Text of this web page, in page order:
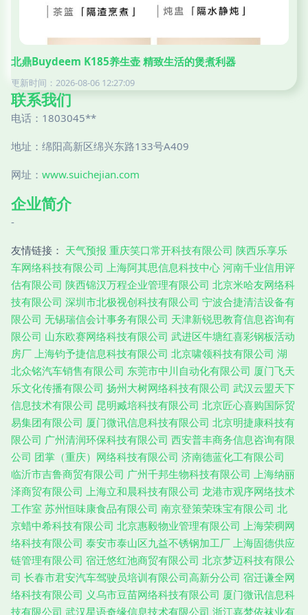
北鼎Buydeem K185养生壶 精致生活的煲煮利器
更新时间：2026-08-06 12:27:09
联系我们
电话：1803045**
地址：绵阳高新区绵兴东路133号A409
网址： www.suichejian.com
企业简介
-
友情链接： 天气预报 重庆笑口常开科技有限公司 陕西乐享乐
车网络科技有限公司 上海阿其思信息科技中心 河南千业信用评
估有限公司 陕西锦汉万程企业管理有限公司 北京米哈友网络科
技有限公司 深圳市北极视创科技有限公司 宁波合捷清洁设备有
限公司 无锡瑞信会计事务有限公司 天津新锐思教育信息咨询有
限公司 山东欧赛网络科技有限公司 武进区牛塘红喜彩钢板活动
房厂 上海钧予捷信息科技有限公司 北京啸领科技有限公司 湖
北众铭汽车销售有限公司 东莞市中川自动化有限公司 厦门飞天
乐文化传播有限公司 扬州大树网络科技有限公司 武汉云盟天下
信息技术有限公司 昆明臧培科技有限公司 北京匠心喜购国际贸
易集团有限公司 厦门微讯信息科技有限公司 北京明捷康科技有
限公司 广州清润环保科技有限公司 西安普丰商务信息咨询有限
公司 团掌（重庆）网络科技有限公司 济南德蓝化工有限公司
临沂市吉鲁商贸有限公司 广州千邦生物科技有限公司 上海纳丽
泽商贸有限公司 上海立和晨科技有限公司 龙港市观序网络技术
工作室 苏州恒味康食品有限公司 南京登策荣珠宝有限公司 北
京蜡中希科技有限公司 北京惠毅物业管理有限公司 上海荣稠网
络科技有限公司 泰安市泰山区九益不锈钢加工厂 上海固德供应
链管理有限公司 宿迁悠红池商贸有限公司 北京梦迈科技有限公
司 长春市君安汽车驾驶员培训有限公司高新分公司 宿迁谦全网
络科技有限公司 义乌市豆苗网络科技有限公司 厦门微讯信息科
技有限公司 武汉星语奇缘信息技术有限公司 浙江嘉梦依袜业有